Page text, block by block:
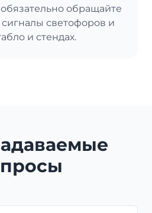
обращайте
светофоров и
и стендах.